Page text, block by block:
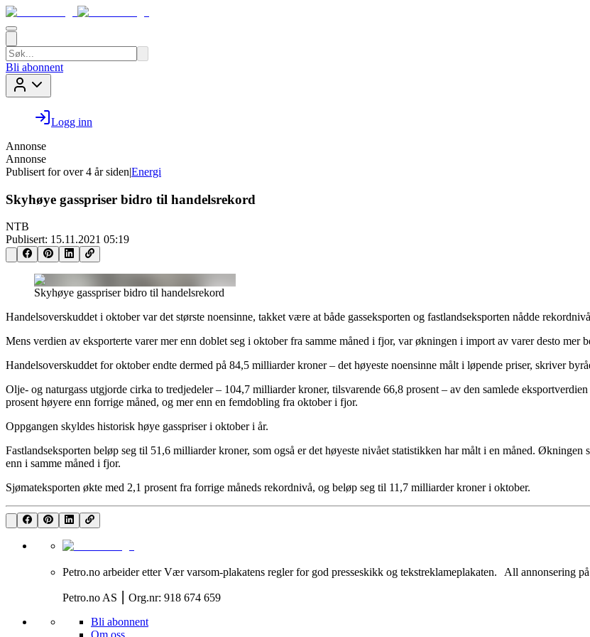
Bli abonnent
Logg inn
Annonse
Annonse
Publisert for over 4 år siden|Energi
Skyhøye gasspriser bidro til handelsrekord
NTB
Publisert: 15.11.2021 05:19
Skyhøye gasspriser bidro til handelsrekord
Handelsoverskuddet i oktober var det største noensinne, takket være at både gasseksporten og fastlandseksporten nådde
Mens verdien av eksporterte varer mer enn doblet seg i oktober fra samme måned i fjor, var økningen i import av varer desto mer
Handelsoverskuddet for oktober endte dermed på 84,5 milliarder kroner – det høyeste noensinne målt i løpende priser, skriver
Olje- og naturgass utgjorde cirka to tredjedeler – 104,7 milliarder kroner, tilsvarende 66,8 prosent – av den samlede
prosent høyere enn forrige måned, og mer enn en femdobling fra oktober i fjor.
Oppgangen skyldes historisk høye gasspriser i oktober i år.
Fastlandseksporten beløp seg til 51,6 milliarder kroner, som også er det høyeste nivået statistikken har målt i en måned.
enn i samme måned i fjor.
Sjømateksporten økte med 2,1 prosent fra forrige måneds rekordnivå, og beløp seg til 11,7 milliarder kroner i oktober.
Petro.no arbeider etter Vær varsom-plakatens regler for god presseskikk og tekstreklameplakaten. All annonsering
Petro.no AS ⎮ Org.nr: 918 674 659
Bli abonnent
Om oss